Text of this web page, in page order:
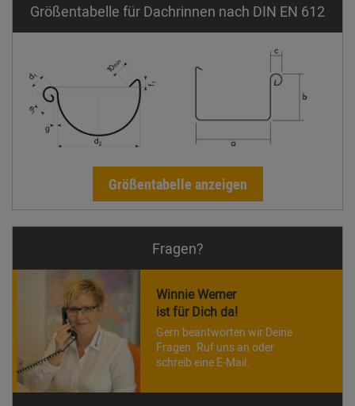
Größentabelle für Dachrinnen nach DIN EN 612
Größentabelle anzeigen
Fragen?
Winnie Werner
ist für Dich da!
Gern beantworten wir Deine
Fragen. Ruf uns an oder
schreib eine E-Mail.